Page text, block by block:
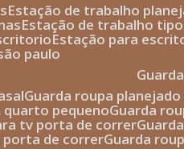
estação de trabalho
estação de trabalho
estação para
paulo
guarda roupa
quarto pequeno guarda
tv porta de correr
porta de correr guarda